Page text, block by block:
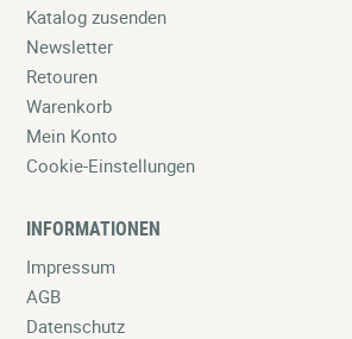
Katalog zusenden
Newsletter
Retouren
Warenkorb
Mein Konto
Cookie-Einstellungen
INFORMATIONEN
Impressum
AGB
Datenschutz